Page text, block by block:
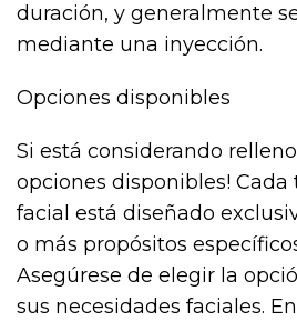
duración, y generalmente
mediante una inyección.
Opciones disponibles
Si está considerando
opciones disponibles!
facial está diseñado
o más propósitos
Asegúrese de elegir la
sus necesidades faciales.